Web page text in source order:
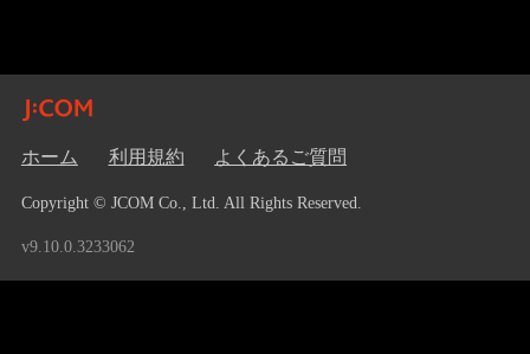
ホーム 利用規約 よくあるご質問
Copyright © JCOM Co., Ltd. All Rights Reserved.
v9.10.0.3233062